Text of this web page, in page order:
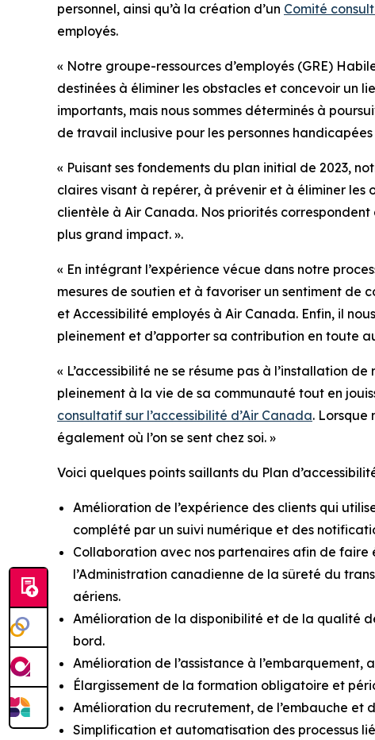
personnel, ainsi qu’à la création d’un Comité
employés.
« Notre groupe-ressources d’employés (GRE)
destinées à éliminer les obstacles et concevoir un
importants, mais nous sommes déterminés à
de travail inclusive pour les personnes handicapées
« Puisant ses fondements du plan initial de 2023,
claires visant à repérer, à prévenir et à éliminer les
clientèle à Air Canada. Nos priorités
plus grand impact. ».
« En intégrant l’expérience vécue dans notre
mesures de soutien et à favoriser un sentiment de
et Accessibilité employés à Air Canada. Enfin, il
pleinement et d’apporter sa contribution en toute
« L’accessibilité ne se résume pas à l’installation
pleinement à la vie de sa communauté tout en
consultatif sur l’accessibilité d’Air Canada. Lorsque
également où l’on se sent chez soi. »
Voici quelques points saillants du Plan
Amélioration de l’expérience des clients qui
complété par un suivi numérique et des
Collaboration avec nos partenaires afin de faire
l’Administration canadienne de la sûreté du
aériens.
Amélioration de la disponibilité et de la qualité
bord.
Amélioration de l’assistance à
Élargissement de la formation obligatoire et
Amélioration du recrutement, de l’embauche et
Simplification et automatisation des processus